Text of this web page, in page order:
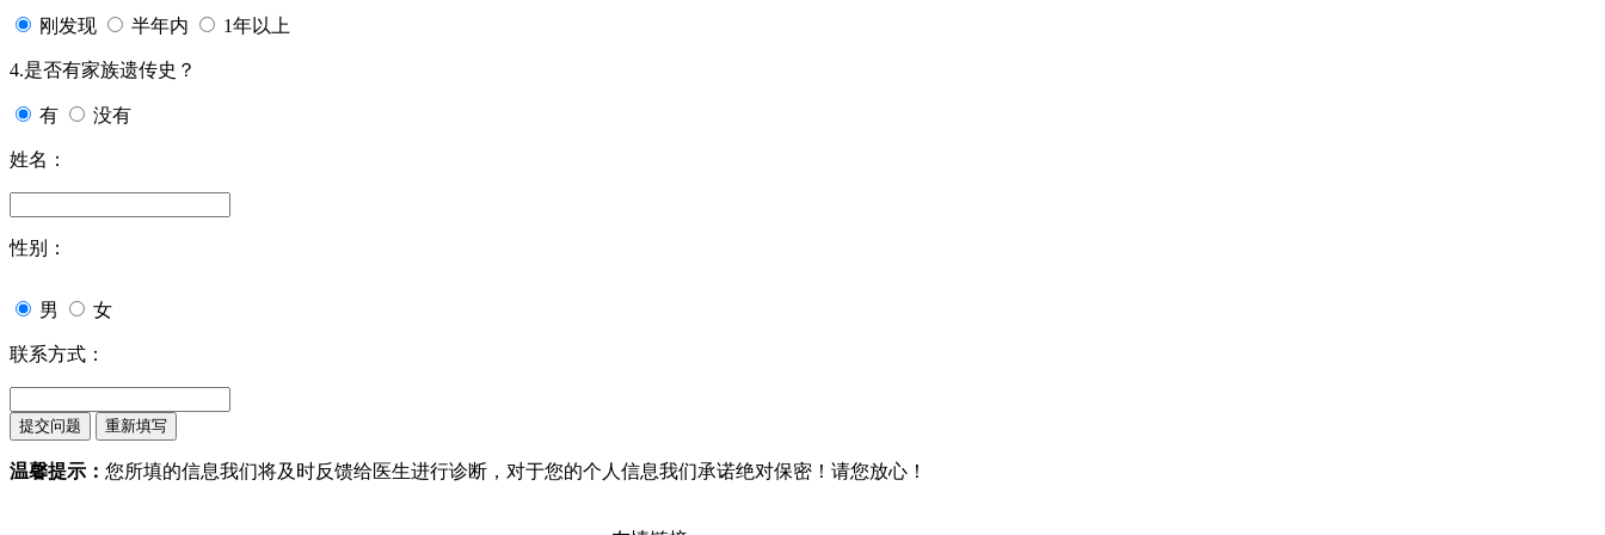
刚发现 半年内 1年以上
4.是否有家族遗传史？
有 没有
姓名：
性别：
男 女
联系方式：
温馨提示： 您所填的信息我们将及时反馈给医生进行诊断，对于您的个人信息我们承诺绝对保密！请您放心！